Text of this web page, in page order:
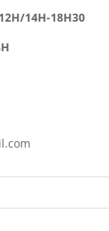
14H-18H30